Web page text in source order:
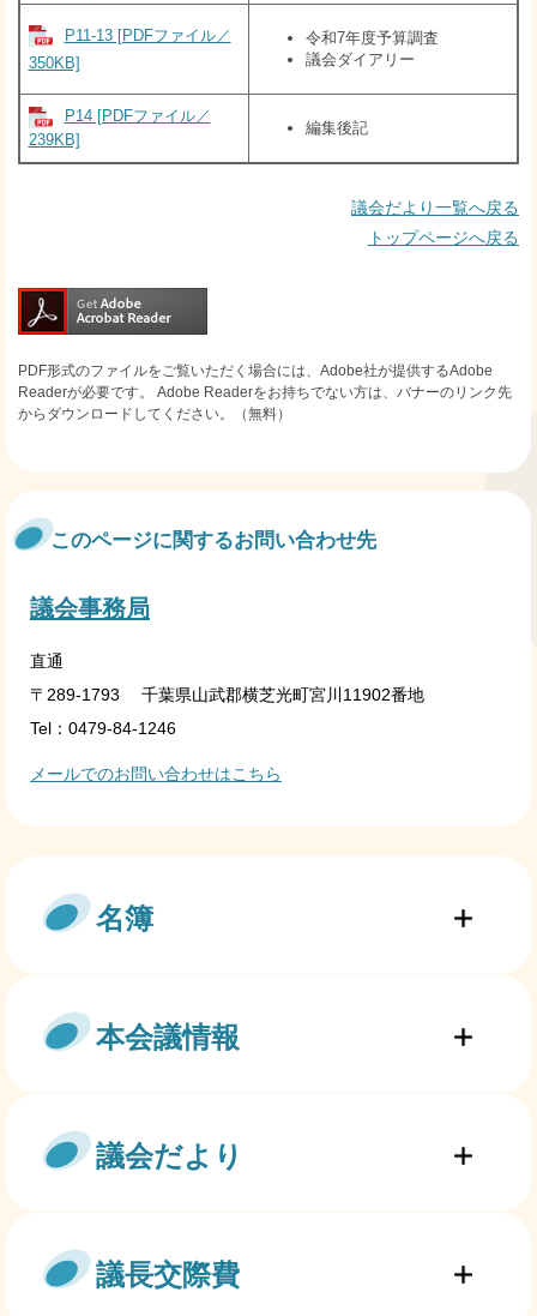
P11-13 [PDFファイル／
350KB]
令和7年度予算調査
議会ダイアリー
P14 [PDFファイル／
239KB]
編集後記
議会だより一覧へ戻る
トップページへ戻る
PDF形式のファイルをご覧いただく場合には、Adobe社が提供するAdobe
Readerが必要です。
Adobe Readerをお持ちでない方は、バナーのリンク先
からダウンロードしてください。（無料）
このページに関するお問い合わせ先
議会事務局
直通
〒289-1793
千葉県山武郡横芝光町宮川11902番地
Tel：0479-84-1246
メールでのお問い合わせはこちら
名簿
本会議情報
議会だより
議長交際費